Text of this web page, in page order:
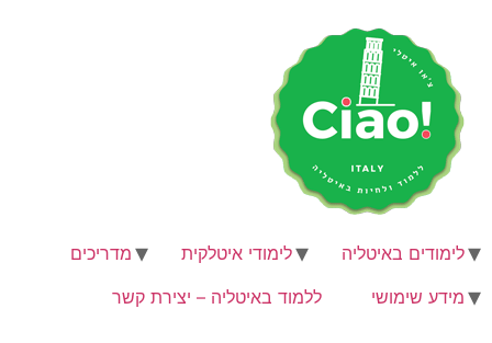
לימודים באיטליה לימודי איטלקית
מדריכים
מידע שימושי
ללמוד באיטליה – יצירת קשר